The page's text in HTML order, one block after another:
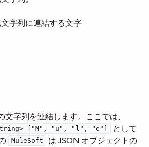
字列に連結する文字
字列を連結します。ここでは、​
["M", "u", "l", "e"]
​ として
MuleSoft
​ は JSON オブジェクトの